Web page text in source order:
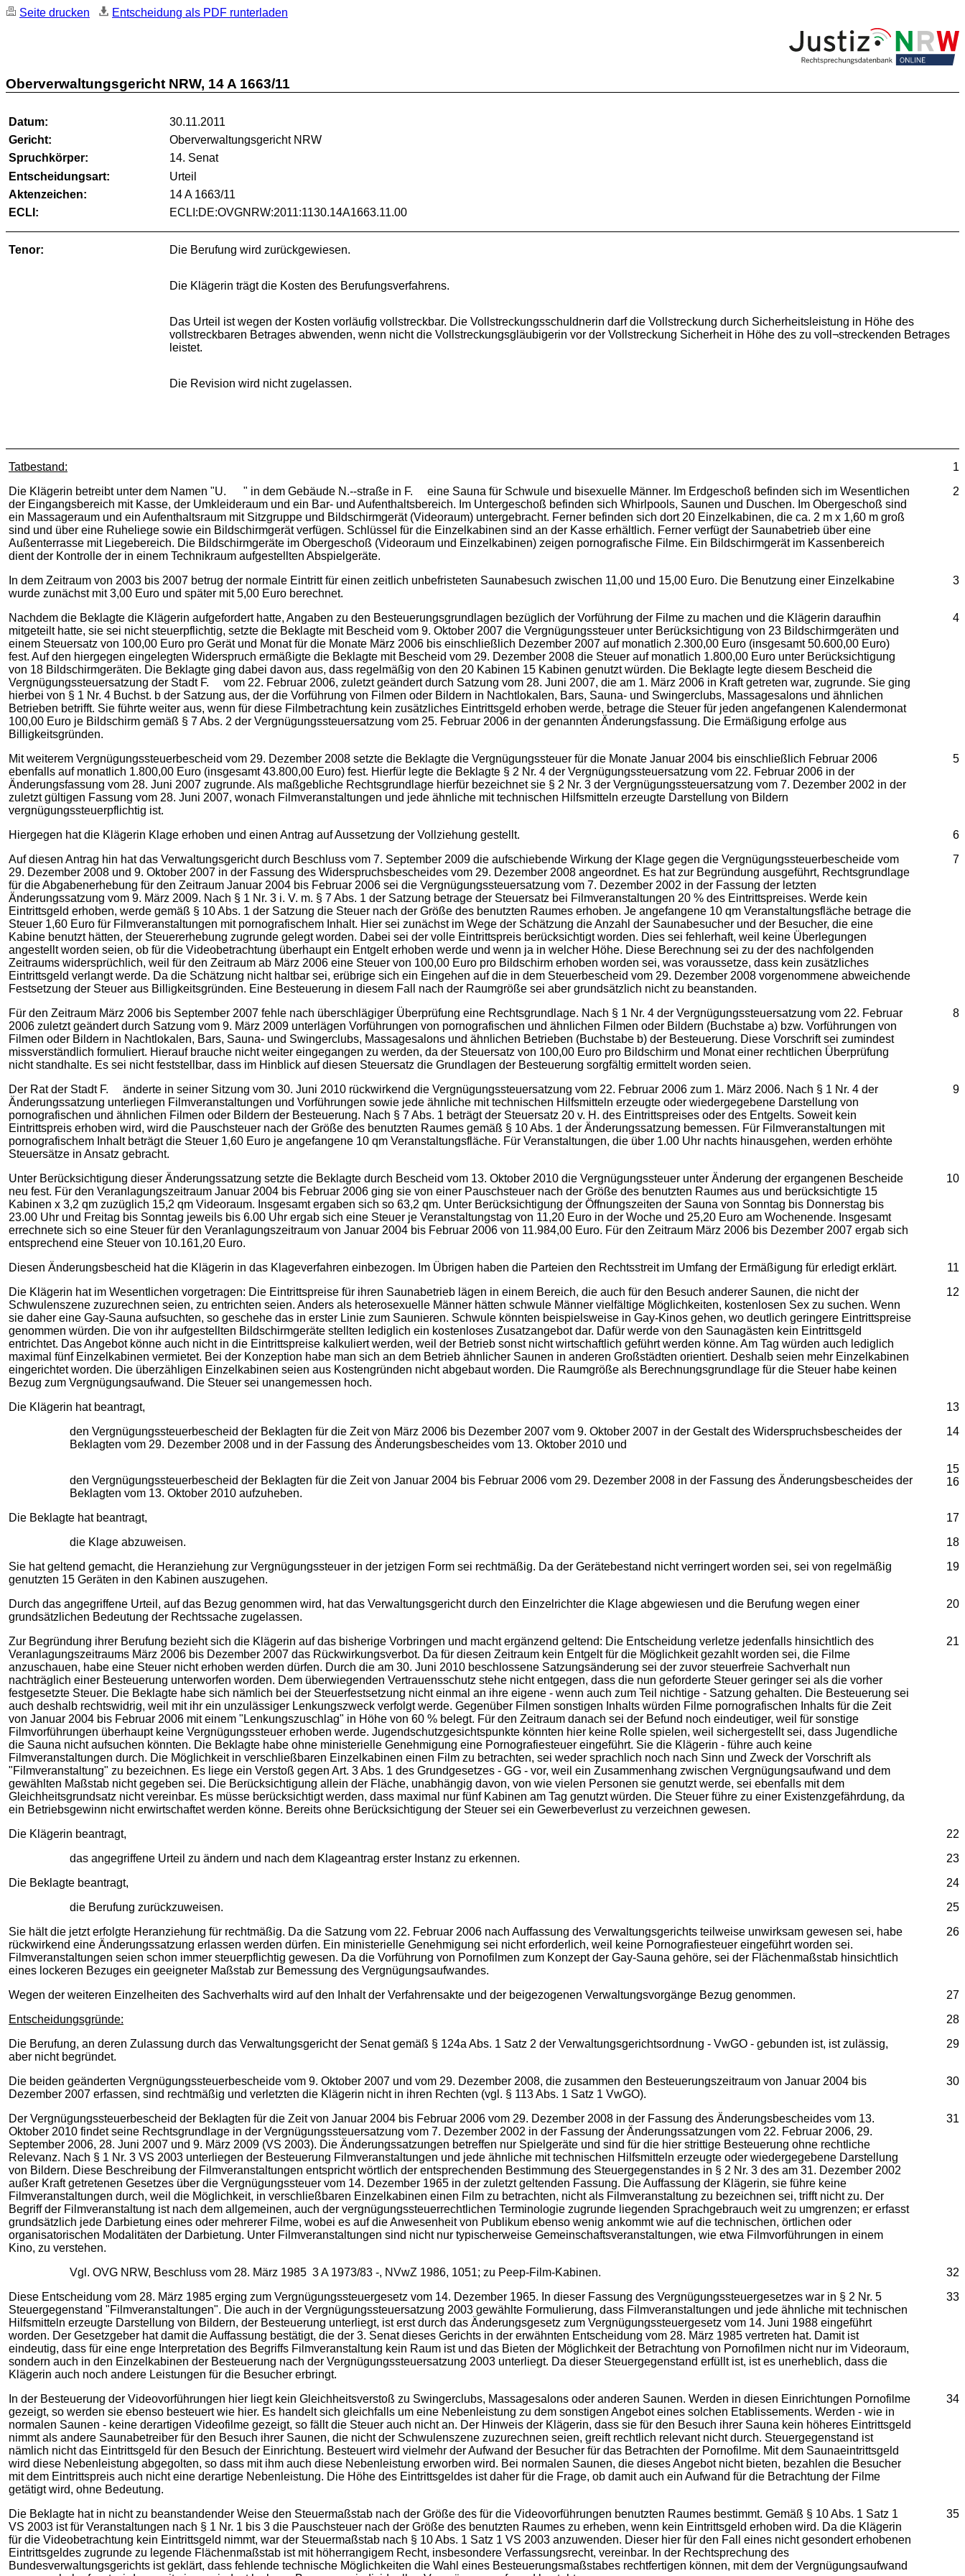
Seite drucken Entscheidung als PDF runterladen
Oberverwaltungsgericht NRW, 14 A 1663/11
Datum:
30.11.2011
Gericht:
Oberverwaltungsgericht NRW
Spruchkörper:
14. Senat
Entscheidungsart:
Urteil
Aktenzeichen:
14 A 1663/11
ECLI:
ECLI:DE:OVGNRW:2011:1130.14A1663.11.00
Tenor: Die Berufung wird zurückgewiesen.
Die Klägerin trägt die Kosten des Berufungsverfahrens.
Das Urteil ist wegen der Kosten vorläufig vollstreckbar. Die Vollstreckungsschuldnerin darf die Vollstreckung durch Sicherheitsleistung in Höhe des
vollstreckbaren Betrages abwenden, wenn nicht die Vollstreckungsgläubigerin vor der Vollstreckung Sicherheit in Höhe des zu voll¬streckenden Betrages
leistet.
Die Revision wird nicht zugelassen.
1
Tatbestand:
2
Die Klägerin betreibt unter dem Namen "U. " in dem Gebäude N.--straße in F. eine Sauna für Schwule und bisexuelle Männer. Im Erdgeschoß befinden sich im Wesentlichen
der Eingangsbereich mit Kasse, der Umkleideraum und ein Bar- und Aufenthaltsbereich. Im Untergeschoß befinden sich Whirlpools, Saunen und Duschen. Im Obergeschoß sind
ein Massageraum und ein Aufenthaltsraum mit Sitzgruppe und Bildschirmgerät (Videoraum) untergebracht. Ferner befinden sich dort 20 Einzelkabinen, die ca. 2 m x 1,60 m groß
sind und über eine Ruheliege sowie ein Bildschirmgerät verfügen. Schlüssel für die Einzelkabinen sind an der Kasse erhältlich. Ferner verfügt der Saunabetrieb über eine
Außenterrasse mit Liegebereich. Die Bildschirmgeräte im Obergeschoß (Videoraum und Einzelkabinen) zeigen pornografische Filme. Ein Bildschirmgerät im Kassenbereich
dient der Kontrolle der in einem Technikraum aufgestellten Abspielgeräte.
3
In dem Zeitraum von 2003 bis 2007 betrug der normale Eintritt für einen zeitlich unbefristeten Saunabesuch zwischen 11,00 und 15,00 Euro. Die Benutzung einer Einzelkabine
wurde zunächst mit 3,00 Euro und später mit 5,00 Euro berechnet.
4
Nachdem die Beklagte die Klägerin aufgefordert hatte, Angaben zu den Besteuerungsgrundlagen bezüglich der Vorführung der Filme zu machen und die Klägerin daraufhin
mitgeteilt hatte, sie sei nicht steuerpflichtig, setzte die Beklagte mit Bescheid vom 9. Oktober 2007 die Vergnügungssteuer unter Berücksichtigung von 23 Bildschirmgeräten und
einem Steuersatz von 100,00 Euro pro Gerät und Monat für die Monate März 2006 bis einschließlich Dezember 2007 auf monatlich 2.300,00 Euro (insgesamt 50.600,00 Euro)
fest. Auf den hiergegen eingelegten Widerspruch ermäßigte die Beklagte mit Bescheid vom 29. Dezember 2008 die Steuer auf monatlich 1.800,00 Euro unter Berücksichtigung
von 18 Bildschirmgeräten. Die Beklagte ging dabei davon aus, dass regelmäßig von den 20 Kabinen 15 Kabinen genutzt würden. Die Beklagte legte diesem Bescheid die
Vergnügungssteuersatzung der Stadt F. vom 22. Februar 2006, zuletzt geändert durch Satzung vom 28. Juni 2007, die am 1. März 2006 in Kraft getreten war, zugrunde. Sie ging
hierbei von § 1 Nr. 4 Buchst. b der Satzung aus, der die Vorführung von Filmen oder Bildern in Nachtlokalen, Bars, Sauna- und Swingerclubs, Massagesalons und ähnlichen
Betrieben betrifft. Sie führte weiter aus, wenn für diese Filmbetrachtung kein zusätzliches Eintrittsgeld erhoben werde, betrage die Steuer für jeden angefangenen Kalendermonat
100,00 Euro je Bildschirm gemäß § 7 Abs. 2 der Vergnügungssteuersatzung vom 25. Februar 2006 in der genannten Änderungsfassung. Die Ermäßigung erfolge aus
Billigkeitsgründen.
5
Mit weiterem Vergnügungssteuerbescheid vom 29. Dezember 2008 setzte die Beklagte die Vergnügungssteuer für die Monate Januar 2004 bis einschließlich Februar 2006
ebenfalls auf monatlich 1.800,00 Euro (insgesamt 43.800,00 Euro) fest. Hierfür legte die Beklagte § 2 Nr. 4 der Vergnügungssteuersatzung vom 22. Februar 2006 in der
Änderungsfassung vom 28. Juni 2007 zugrunde. Als maßgebliche Rechtsgrundlage hierfür bezeichnet sie § 2 Nr. 3 der Vergnügungssteuersatzung vom 7. Dezember 2002 in der
zuletzt gültigen Fassung vom 28. Juni 2007, wonach Filmveranstaltungen und jede ähnliche mit technischen Hilfsmitteln erzeugte Darstellung von Bildern
vergnügungssteuerpflichtig ist.
6
Hiergegen hat die Klägerin Klage erhoben und einen Antrag auf Aussetzung der Vollziehung gestellt.
7
Auf diesen Antrag hin hat das Verwaltungsgericht durch Beschluss vom 7. September 2009 die aufschiebende Wirkung der Klage gegen die Vergnügungssteuerbescheide vom
29. Dezember 2008 und 9. Oktober 2007 in der Fassung des Widerspruchsbescheides vom 29. Dezember 2008 angeordnet. Es hat zur Begründung ausgeführt, Rechtsgrundlage
für die Abgabenerhebung für den Zeitraum Januar 2004 bis Februar 2006 sei die Vergnügungssteuersatzung vom 7. Dezember 2002 in der Fassung der letzten
Änderungssatzung vom 9. März 2009. Nach § 1 Nr. 3 i. V. m. § 7 Abs. 1 der Satzung betrage der Steuersatz bei Filmveranstaltungen 20 % des Eintrittspreises. Werde kein
Eintrittsgeld erhoben, werde gemäß § 10 Abs. 1 der Satzung die Steuer nach der Größe des benutzten Raumes erhoben. Je angefangene 10 qm Veranstaltungsfläche betrage die
Steuer 1,60 Euro für Filmveranstaltungen mit pornografischem Inhalt. Hier sei zunächst im Wege der Schätzung die Anzahl der Saunabesucher und der Besucher, die eine
Kabine benutzt hätten, der Steuererhebung zugrunde gelegt worden. Dabei sei der volle Eintrittspreis berücksichtigt worden. Dies sei fehlerhaft, weil keine Überlegungen
angestellt worden seien, ob für die Videobetrachtung überhaupt ein Entgelt erhoben werde und wenn ja in welcher Höhe. Diese Berechnung sei zu der des nachfolgenden
Zeitraums widersprüchlich, weil für den Zeitraum ab März 2006 eine Steuer von 100,00 Euro pro Bildschirm erhoben worden sei, was voraussetze, dass kein zusätzliches
Eintrittsgeld verlangt werde. Da die Schätzung nicht haltbar sei, erübrige sich ein Eingehen auf die in dem Steuerbescheid vom 29. Dezember 2008 vorgenommene abweichende
Festsetzung der Steuer aus Billigkeitsgründen. Eine Besteuerung in diesem Fall nach der Raumgröße sei aber grundsätzlich nicht zu beanstanden.
8
Für den Zeitraum März 2006 bis September 2007 fehle nach überschlägiger Überprüfung eine Rechtsgrundlage. Nach § 1 Nr. 4 der Vergnügungssteuersatzung vom 22. Februar
2006 zuletzt geändert durch Satzung vom 9. März 2009 unterlägen Vorführungen von pornografischen und ähnlichen Filmen oder Bildern (Buchstabe a) bzw. Vorführungen von
Filmen oder Bildern in Nachtlokalen, Bars, Sauna- und Swingerclubs, Massagesalons und ähnlichen Betrieben (Buchstabe b) der Besteuerung. Diese Vorschrift sei zumindest
missverständlich formuliert. Hierauf brauche nicht weiter eingegangen zu werden, da der Steuersatz von 100,00 Euro pro Bildschirm und Monat einer rechtlichen Überprüfung
nicht standhalte. Es sei nicht feststellbar, dass im Hinblick auf diesen Steuersatz die Grundlagen der Besteuerung sorgfältig ermittelt worden seien.
9
Der Rat der Stadt F. änderte in seiner Sitzung vom 30. Juni 2010 rückwirkend die Vergnügungssteuersatzung vom 22. Februar 2006 zum 1. März 2006. Nach § 1 Nr. 4 der
Änderungssatzung unterliegen Filmveranstaltungen und Vorführungen sowie jede ähnliche mit technischen Hilfsmitteln erzeugte oder wiedergegebene Darstellung von
pornografischen und ähnlichen Filmen oder Bildern der Besteuerung. Nach § 7 Abs. 1 beträgt der Steuersatz 20 v. H. des Eintrittspreises oder des Entgelts. Soweit kein
Eintrittspreis erhoben wird, wird die Pauschsteuer nach der Größe des benutzten Raumes gemäß § 10 Abs. 1 der Änderungssatzung bemessen. Für Filmveranstaltungen mit
pornografischem Inhalt beträgt die Steuer 1,60 Euro je angefangene 10 qm Veranstaltungsfläche. Für Veranstaltungen, die über 1.00 Uhr nachts hinausgehen, werden erhöhte
Steuersätze in Ansatz gebracht.
10
Unter Berücksichtigung dieser Änderungssatzung setzte die Beklagte durch Bescheid vom 13. Oktober 2010 die Vergnügungssteuer unter Änderung der ergangenen Bescheide
neu fest. Für den Veranlagungszeitraum Januar 2004 bis Februar 2006 ging sie von einer Pauschsteuer nach der Größe des benutzten Raumes aus und berücksichtigte 15
Kabinen x 3,2 qm zuzüglich 15,2 qm Videoraum. Insgesamt ergaben sich so 63,2 qm. Unter Berücksichtigung der Öffnungszeiten der Sauna von Sonntag bis Donnerstag bis
23.00 Uhr und Freitag bis Sonntag jeweils bis 6.00 Uhr ergab sich eine Steuer je Veranstaltungstag von 11,20 Euro in der Woche und 25,20 Euro am Wochenende. Insgesamt
errechnete sich so eine Steuer für den Veranlagungszeitraum von Januar 2004 bis Februar 2006 von 11.984,00 Euro. Für den Zeitraum März 2006 bis Dezember 2007 ergab sich
entsprechend eine Steuer von 10.161,20 Euro.
11
Diesen Änderungsbescheid hat die Klägerin in das Klageverfahren einbezogen. Im Übrigen haben die Parteien den Rechtsstreit im Umfang der Ermäßigung für erledigt erklärt.
12
Die Klägerin hat im Wesentlichen vorgetragen: Die Eintrittspreise für ihren Saunabetrieb lägen in einem Bereich, die auch für den Besuch anderer Saunen, die nicht der
Schwulenszene zuzurechnen seien, zu entrichten seien. Anders als heterosexuelle Männer hätten schwule Männer vielfältige Möglichkeiten, kostenlosen Sex zu suchen. Wenn
sie daher eine Gay-Sauna aufsuchten, so geschehe das in erster Linie zum Saunieren. Schwule könnten beispielsweise in Gay-Kinos gehen, wo deutlich geringere Eintrittspreise
genommen würden. Die von ihr aufgestellten Bildschirmgeräte stellten lediglich ein kostenloses Zusatzangebot dar. Dafür werde von den Saunagästen kein Eintrittsgeld
entrichtet. Das Angebot könne auch nicht in die Eintrittspreise kalkuliert werden, weil der Betrieb sonst nicht wirtschaftlich geführt werden könne. Am Tag würden auch lediglich
maximal fünf Einzelkabinen vermietet. Bei der Konzeption habe man sich an dem Betrieb ähnlicher Saunen in anderen Großstädten orientiert. Deshalb seien mehr Einzelkabinen
eingerichtet worden. Die überzähligen Einzelkabinen seien aus Kostengründen nicht abgebaut worden. Die Raumgröße als Berechnungsgrundlage für die Steuer habe keinen
Bezug zum Vergnügungsaufwand. Die Steuer sei unangemessen hoch.
13
Die Klägerin hat beantragt,
14
den Vergnügungssteuerbescheid der Beklagten für die Zeit von März 2006 bis Dezember 2007 vom 9. Oktober 2007 in der Gestalt des Widerspruchsbescheides der
Beklagten vom 29. Dezember 2008 und in der Fassung des Änderungsbescheides vom 13. Oktober 2010 und
15
16
den Vergnügungssteuerbescheid der Beklagten für die Zeit von Januar 2004 bis Februar 2006 vom 29. Dezember 2008 in der Fassung des Änderungsbescheides der
Beklagten vom 13. Oktober 2010 aufzuheben.
17
Die Beklagte hat beantragt,
18
die Klage abzuweisen.
19
Sie hat geltend gemacht, die Heranziehung zur Vergnügungssteuer in der jetzigen Form sei rechtmäßig. Da der Gerätebestand nicht verringert worden sei, sei von regelmäßig
genutzten 15 Geräten in den Kabinen auszugehen.
20
Durch das angegriffene Urteil, auf das Bezug genommen wird, hat das Verwaltungsgericht durch den Einzelrichter die Klage abgewiesen und die Berufung wegen einer
grundsätzlichen Bedeutung der Rechtssache zugelassen.
21
Zur Begründung ihrer Berufung bezieht sich die Klägerin auf das bisherige Vorbringen und macht ergänzend geltend: Die Entscheidung verletze jedenfalls hinsichtlich des
Veranlagungszeitraums März 2006 bis Dezember 2007 das Rückwirkungsverbot. Da für diesen Zeitraum kein Entgelt für die Möglichkeit gezahlt worden sei, die Filme
anzuschauen, habe eine Steuer nicht erhoben werden dürfen. Durch die am 30. Juni 2010 beschlossene Satzungsänderung sei der zuvor steuerfreie Sachverhalt nun
nachträglich einer Besteuerung unterworfen worden. Dem überwiegenden Vertrauensschutz stehe nicht entgegen, dass die nun geforderte Steuer geringer sei als die vorher
festgesetzte Steuer. Die Beklagte habe sich nämlich bei der Steuerfestsetzung nicht einmal an ihre eigene - wenn auch zum Teil nichtige - Satzung gehalten. Die Besteuerung sei
auch deshalb rechtswidrig, weil mit ihr ein unzulässiger Lenkungszweck verfolgt werde. Gegenüber Filmen sonstigen Inhalts würden Filme pornografischen Inhalts für die Zeit
von Januar 2004 bis Februar 2006 mit einem "Lenkungszuschlag" in Höhe von 60 % belegt. Für den Zeitraum danach sei der Befund noch eindeutiger, weil für sonstige
Filmvorführungen überhaupt keine Vergnügungssteuer erhoben werde. Jugendschutzgesichtspunkte könnten hier keine Rolle spielen, weil sichergestellt sei, dass Jugendliche
die Sauna nicht aufsuchen könnten. Die Beklagte habe ohne ministerielle Genehmigung eine Pornografiesteuer eingeführt. Sie die Klägerin - führe auch keine
Filmveranstaltungen durch. Die Möglichkeit in verschließbaren Einzelkabinen einen Film zu betrachten, sei weder sprachlich noch nach Sinn und Zweck der Vorschrift als
"Filmveranstaltung" zu bezeichnen. Es liege ein Verstoß gegen Art. 3 Abs. 1 des Grundgesetzes - GG - vor, weil ein Zusammenhang zwischen Vergnügungsaufwand und dem
gewählten Maßstab nicht gegeben sei. Die Berücksichtigung allein der Fläche, unabhängig davon, von wie vielen Personen sie genutzt werde, sei ebenfalls mit dem
Gleichheitsgrundsatz nicht vereinbar. Es müsse berücksichtigt werden, dass maximal nur fünf Kabinen am Tag genutzt würden. Die Steuer führe zu einer Existenzgefährdung, da
ein Betriebsgewinn nicht erwirtschaftet werden könne. Bereits ohne Berücksichtigung der Steuer sei ein Gewerbeverlust zu verzeichnen gewesen.
22
Die Klägerin beantragt,
23
das angegriffene Urteil zu ändern und nach dem Klageantrag erster Instanz zu erkennen.
24
Die Beklagte beantragt,
25
die Berufung zurückzuweisen.
26
Sie hält die jetzt erfolgte Heranziehung für rechtmäßig. Da die Satzung vom 22. Februar 2006 nach Auffassung des Verwaltungsgerichts teilweise unwirksam gewesen sei, habe
rückwirkend eine Änderungssatzung erlassen werden dürfen. Ein ministerielle Genehmigung sei nicht erforderlich, weil keine Pornografiesteuer eingeführt worden sei.
Filmveranstaltungen seien schon immer steuerpflichtig gewesen. Da die Vorführung von Pornofilmen zum Konzept der Gay-Sauna gehöre, sei der Flächenmaßstab hinsichtlich
eines lockeren Bezuges ein geeigneter Maßstab zur Bemessung des Vergnügungsaufwandes.
27
Wegen der weiteren Einzelheiten des Sachverhalts wird auf den Inhalt der Verfahrensakte und der beigezogenen Verwaltungsvorgänge Bezug genommen.
28
Entscheidungsgründe:
29
Die Berufung, an deren Zulassung durch das Verwaltungsgericht der Senat gemäß § 124a Abs. 1 Satz 2 der Verwaltungsgerichtsordnung - VwGO - gebunden ist, ist zulässig,
aber nicht begründet.
30
Die beiden geänderten Vergnügungssteuerbescheide vom 9. Oktober 2007 und vom 29. Dezember 2008, die zusammen den Besteuerungszeitraum von Januar 2004 bis
Dezember 2007 erfassen, sind rechtmäßig und verletzten die Klägerin nicht in ihren Rechten (vgl. § 113 Abs. 1 Satz 1 VwGO).
31
Der Vergnügungssteuerbescheid der Beklagten für die Zeit von Januar 2004 bis Februar 2006 vom 29. Dezember 2008 in der Fassung des Änderungsbescheides vom 13.
Oktober 2010 findet seine Rechtsgrundlage in der Vergnügungssteuersatzung vom 7. Dezember 2002 in der Fassung der Änderungssatzungen vom 22. Februar 2006, 29.
September 2006, 28. Juni 2007 und 9. März 2009 (VS 2003). Die Änderungssatzungen betreffen nur Spielgeräte und sind für die hier strittige Besteuerung ohne rechtliche
Relevanz. Nach § 1 Nr. 3 VS 2003 unterliegen der Besteuerung Filmveranstaltungen und jede ähnliche mit technischen Hilfsmitteln erzeugte oder wiedergegebene Darstellung
von Bildern. Diese Beschreibung der Filmveranstaltungen entspricht wörtlich der entsprechenden Bestimmung des Steuergegenstandes in § 2 Nr. 3 des am 31. Dezember 2002
außer Kraft getretenen Gesetzes über die Vergnügungssteuer vom 14. Dezember 1965 in der zuletzt geltenden Fassung. Die Auffassung der Klägerin, sie führe keine
Filmveranstaltungen durch, weil die Möglichkeit, in verschließbaren Einzelkabinen einen Film zu betrachten, nicht als Filmveranstaltung zu bezeichnen sei, trifft nicht zu. Der
Begriff der Filmveranstaltung ist nach dem allgemeinen, auch der vergnügungssteuerrechtlichen Terminologie zugrunde liegenden Sprachgebrauch weit zu umgrenzen; er erfasst
grundsätzlich jede Darbietung eines oder mehrerer Filme, wobei es auf die Anwesenheit von Publikum ebenso wenig ankommt wie auf die technischen, örtlichen oder
organisatorischen Modalitäten der Darbietung. Unter Filmveranstaltungen sind nicht nur typischerweise Gemeinschaftsveranstaltungen, wie etwa Filmvorführungen in einem
Kino, zu verstehen.
32
Vgl. OVG NRW, Beschluss vom 28. März 1985 3 A 1973/83 -, NVwZ 1986, 1051; zu Peep-Film-Kabinen.
33
Diese Entscheidung vom 28. März 1985 erging zum Vergnügungssteuergesetz vom 14. Dezember 1965. In dieser Fassung des Vergnügungssteuergesetzes war in § 2 Nr. 5
Steuergegenstand "Filmveranstaltungen". Die auch in der Vergnügungssteuersatzung 2003 gewählte Formulierung, dass Filmveranstaltungen und jede ähnliche mit technischen
Hilfsmitteln erzeugte Darstellung von Bildern, der Besteuerung unterliegt, ist erst durch das Änderungsgesetz zum Vergnügungssteuergesetz vom 14. Juni 1988 eingeführt
worden. Der Gesetzgeber hat damit die Auffassung bestätigt, die der 3. Senat dieses Gerichts in der erwähnten Entscheidung vom 28. März 1985 vertreten hat. Damit ist
eindeutig, dass für eine enge Interpretation des Begriffs Filmveranstaltung kein Raum ist und das Bieten der Möglichkeit der Betrachtung von Pornofilmen nicht nur im Videoraum,
sondern auch in den Einzelkabinen der Besteuerung nach der Vergnügungssteuersatzung 2003 unterliegt. Da dieser Steuergegenstand erfüllt ist, ist es unerheblich, dass die
Klägerin auch noch andere Leistungen für die Besucher erbringt.
34
In der Besteuerung der Videovorführungen hier liegt kein Gleichheitsverstoß zu Swingerclubs, Massagesalons oder anderen Saunen. Werden in diesen Einrichtungen Pornofilme
gezeigt, so werden sie ebenso besteuert wie hier. Es handelt sich gleichfalls um eine Nebenleistung zu dem sonstigen Angebot eines solchen Etablissements. Werden - wie in
normalen Saunen - keine derartigen Videofilme gezeigt, so fällt die Steuer auch nicht an. Der Hinweis der Klägerin, dass sie für den Besuch ihrer Sauna kein höheres Eintrittsgeld
nimmt als andere Saunabetreiber für den Besuch ihrer Saunen, die nicht der Schwulenszene zuzurechnen seien, greift rechtlich relevant nicht durch. Steuergegenstand ist
nämlich nicht das Eintrittsgeld für den Besuch der Einrichtung. Besteuert wird vielmehr der Aufwand der Besucher für das Betrachten der Pornofilme. Mit dem Saunaeintrittsgeld
wird diese Nebenleistung abgegolten, so dass mit ihm auch diese Nebenleistung erworben wird. Bei normalen Saunen, die dieses Angebot nicht bieten, bezahlen die Besucher
mit dem Eintrittspreis auch nicht eine derartige Nebenleistung. Die Höhe des Eintrittsgeldes ist daher für die Frage, ob damit auch ein Aufwand für die Betrachtung der Filme
getätigt wird, ohne Bedeutung.
35
Die Beklagte hat in nicht zu beanstandender Weise den Steuermaßstab nach der Größe des für die Videovorführungen benutzten Raumes bestimmt. Gemäß § 10 Abs. 1 Satz 1
VS 2003 ist für Veranstaltungen nach § 1 Nr. 1 bis 3 die Pauschsteuer nach der Größe des benutzten Raumes zu erheben, wenn kein Eintrittsgeld erhoben wird. Da die Klägerin
für die Videobetrachtung kein Eintrittsgeld nimmt, war der Steuermaßstab nach § 10 Abs. 1 Satz 1 VS 2003 anzuwenden. Dieser hier für den Fall eines nicht gesondert erhobenen
Eintrittsgeldes zugrunde zu legende Flächenmaßstab ist mit höherrangigem Recht, insbesondere Verfassungsrecht, vereinbar. In der Rechtsprechung des
Bundesverwaltungsgerichts ist geklärt, dass fehlende technische Möglichkeiten die Wahl eines Besteuerungsmaßstabes rechtfertigen können, mit dem der Vergnügungsaufwand